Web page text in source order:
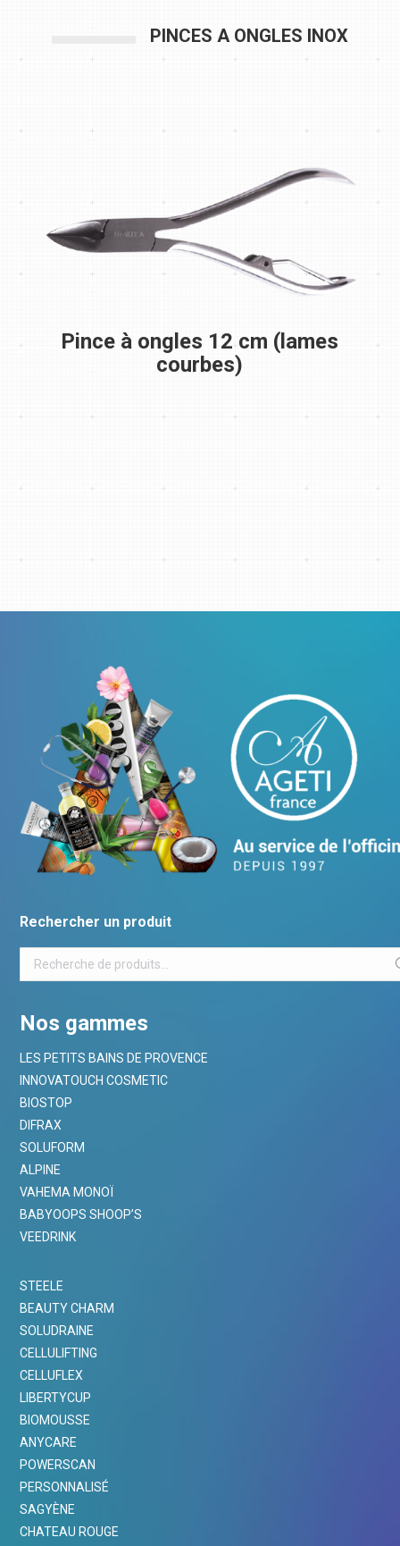
PINCES A ONGLES INOX
Pince à ongles 12 cm (lames
courbes)
Rechercher un produit
Nos gammes
LES PETITS BAINS DE PROVENCE
INNOVATOUCH COSMETIC
BIOSTOP
DIFRAX
SOLUFORM
ALPINE
VAHEMA MONOÏ
BABYOOPS SHOOP’S
VEEDRINK
STEELE
BEAUTY CHARM
SOLUDRAINE
CELLULIFTING
CELLUFLEX
LIBERTYCUP
BIOMOUSSE
ANYCARE
POWERSCAN
PERSONNALISÉ
SAGYÈNE
CHATEAU ROUGE